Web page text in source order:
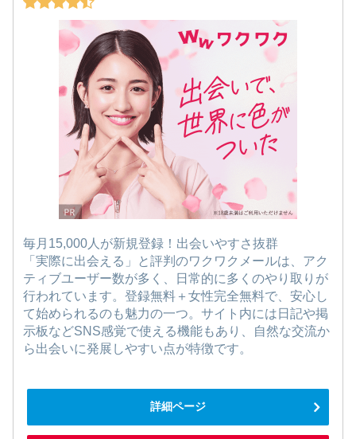
毎月15,000人が新規登録！出会いやすさ抜群
「実際に出会える」と評判のワクワクメールは、アク
ティブユーザー数が多く、日常的に多くのやり取りが
行われています。登録無料＋女性完全無料で、安心し
て始められるのも魅力の一つ。サイト内には日記や掲
示板などSNS感覚で使える機能もあり、自然な交流か
ら出会いに発展しやすい点が特徴です。
詳細ページ